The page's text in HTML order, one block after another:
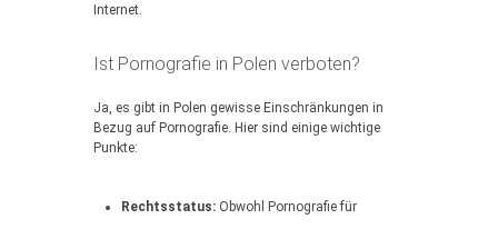
Internet.
Ist Pornografie in Polen verboten?
Ja, es gibt in Polen gewisse Einschränkungen in
Bezug auf Pornografie. Hier sind einige wichtige
Punkte:
Rechtsstatus: Obwohl Pornografie für